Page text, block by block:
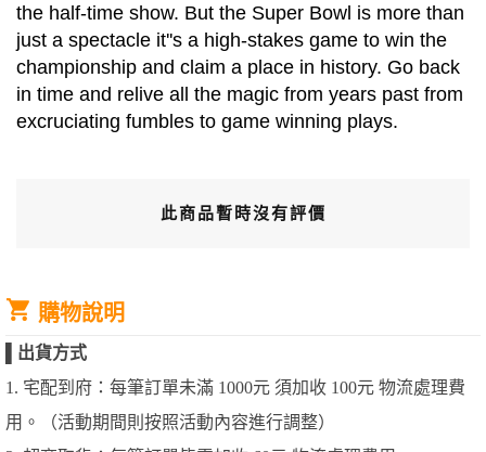
the half-time show. But the Super Bowl is more than
just a spectacle it''s a high-stakes game to win the
championship and claim a place in history. Go back
in time and relive all the magic from years past from
excruciating fumbles to game winning plays.
此商品暫時沒有評價
購物說明
出貨方式
1. 宅配到府：每筆訂單未滿 1000元 須加收 100元 物流處理費
用。（活動期間則按照活動內容進行調整）